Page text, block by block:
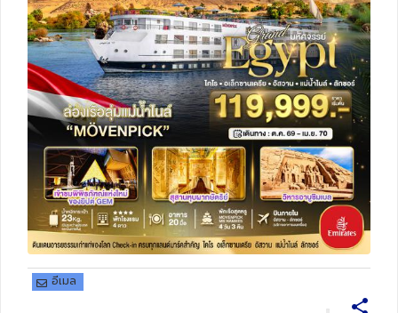
อีเมล
ทัวร์พม่า
ทัวร์ลาว
ทัวร์มัลดีฟส์
ทัวร์เวียดนาม
ทัวร์อียิปต์
ทัวร์จอร์เจีย